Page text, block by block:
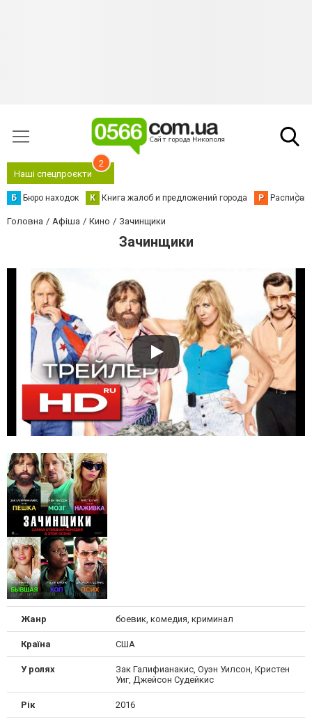
Наші спецпроєкти
2
Б Бюро находок К Книга жалоб и предложений города Р
Головна Афіша Кино Зачинщики
Зачинщики
Жанр боевик, комедия, криминал
Країна США
У ролях
Зак Галифианакис, Оуэн Уилсон, Кристен
Уиг, Джейсон Судейкис
Рік 2016